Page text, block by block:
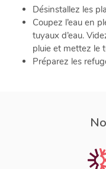
Désinstallez les
Coupez l’eau en
tuyaux d’eau.
pluie et mettez le
Préparez les